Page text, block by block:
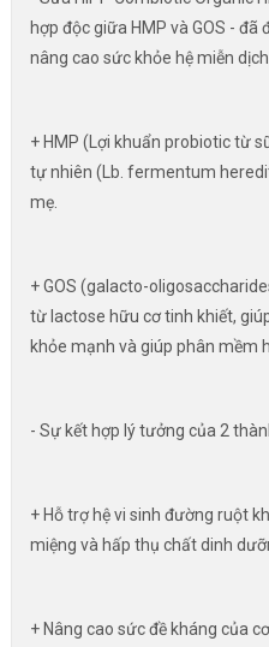
hợp độc giữa HMP và GOS -
nâng cao sức khỏe hệ miễn
+ HMP (Lợi khuẩn probiotic từ
tự nhiên (Lb. fermentum
mẹ.
+ GOS (galacto-
từ lactose hữu cơ tinh khiết,
khỏe mạnh và giúp phân mềm
- Sự kết hợp lý tưởng của 2
+ Hỗ trợ hệ vi sinh đường ruột
miệng và hấp thụ chất dinh
+ Nâng cao sức đề kháng của